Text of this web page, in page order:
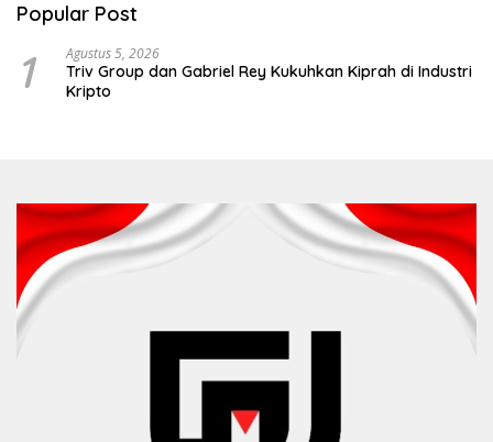
Popular Post
1 Agustus 5, 2026
Triv Group dan Gabriel Rey Kukuhkan Kiprah di Industri
Kripto